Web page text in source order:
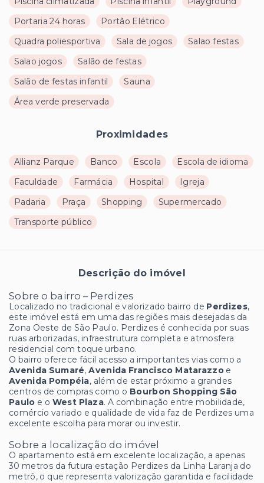
Portaria 24 horas
Portão Elétrico
Quadra poliesportiva
Sala de jogos
Salao festas
Salao jogos
Salão de festas
Salão de festas infantil
Sauna
Área verde preservada
Proximidades
Allianz Parque Banco Escola
Escola de idioma
Faculdade
Farmácia Hospital
Igreja
Padaria
Praça Shopping
Supermercado
Transporte público
Descrição do imóvel
Sobre o bairro – Perdizes
Localizado no tradicional e valorizado bairro de Perdizes,
este imóvel está em uma das regiões mais desejadas da
Zona Oeste de São Paulo. Perdizes é conhecida por suas
ruas arborizadas, infraestrutura completa e atmosfera
residencial com toque urbano.
O bairro oferece fácil acesso a importantes vias como a
Avenida Sumaré,Avenida Francisco Matarazzoe
Avenida Pompéia, além de estar próximo a grandes
centros de compras como o Bourbon Shopping São
Paulo e o West Plaza. A combinação entre mobilidade,
comércio variado e qualidade de vida faz de Perdizes uma
excelente escolha para morar ou investir.
Sobre a localização do imóvel
O apartamento está em excelente localização, a apenas
30 metros da futura estação Perdizes da Linha Laranja do
metrô, o que representa valorização garantida e facilidade